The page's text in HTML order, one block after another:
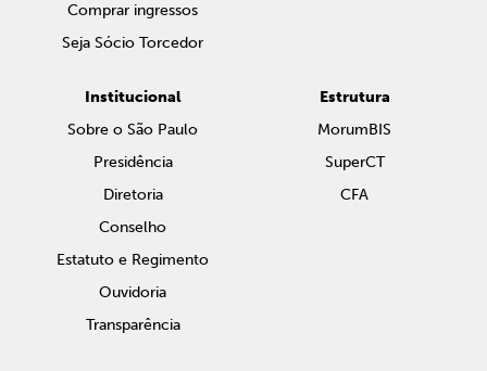
Comprar ingressos
Seja Sócio Torcedor
Institucional
Sobre o São Paulo
Presidência
Diretoria
Conselho
Estatuto e Regimento
Ouvidoria
Transparência
Estrutura
MorumBIS
SuperCT
CFA